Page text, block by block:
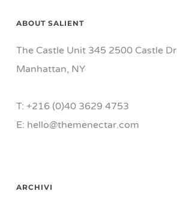
ABOUT SALIENT
The Castle Unit 345 2500 Castle Dr
Manhattan, NY
T: +216 (0)40 3629 4753
E: hello@themenectar.com
ARCHIVI